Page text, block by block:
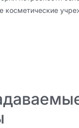
косметические